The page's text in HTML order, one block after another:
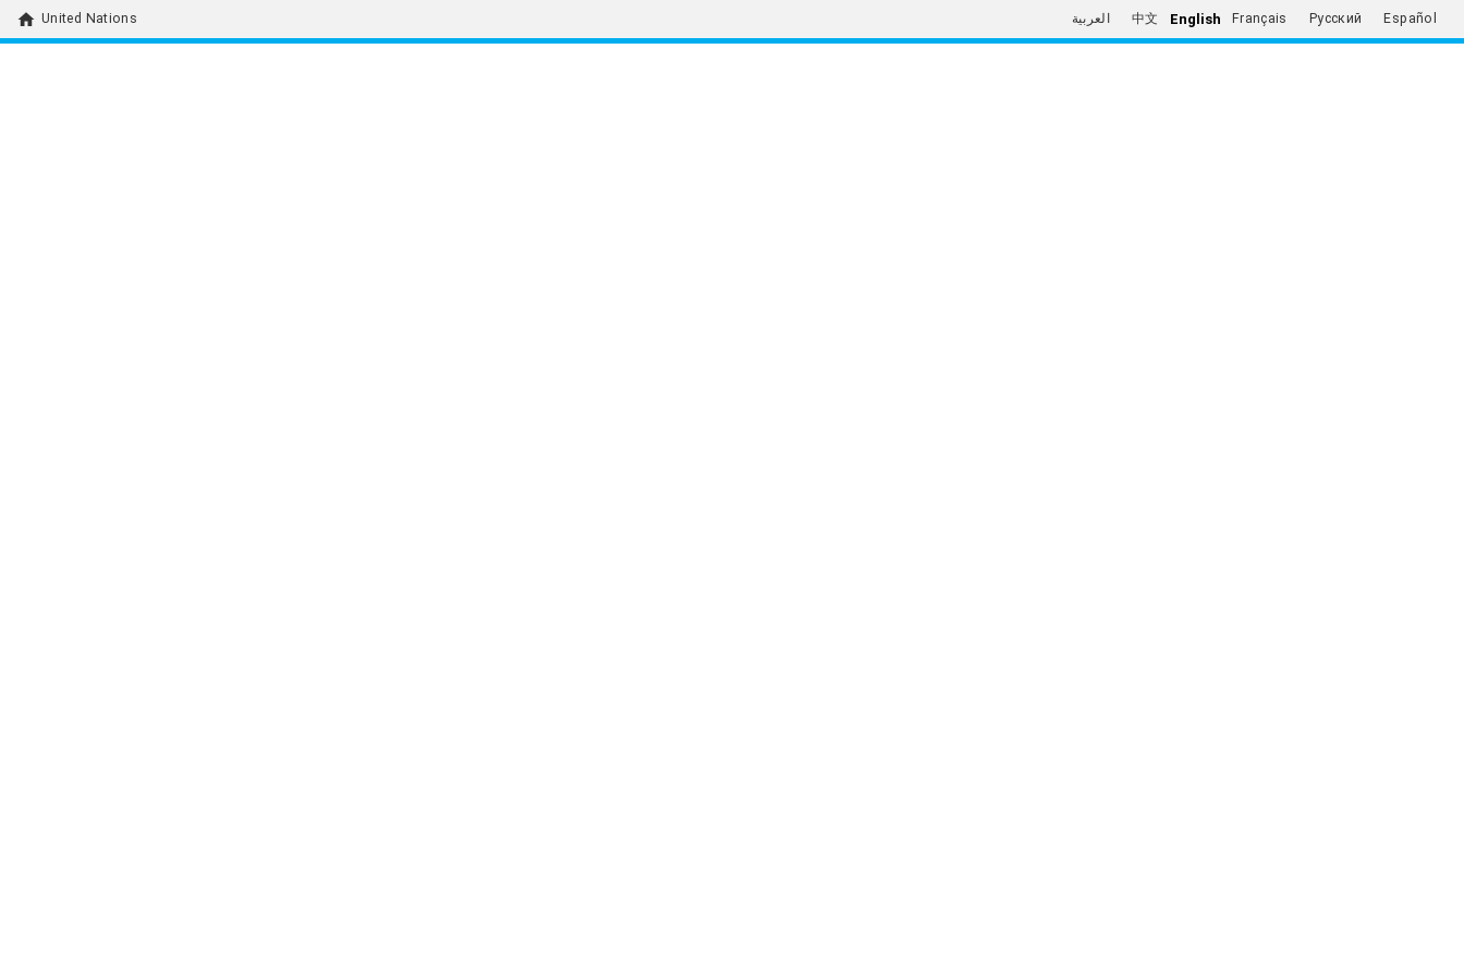
home United Nations العربية 中文 English Français Русский Español